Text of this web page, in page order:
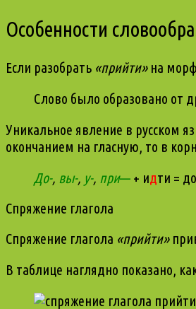
Особенности
Если разобрать «прийти»на
Слово было образовано от
Уникальное явление в русском
окончанием на гласную, то в
До-, вы-, у-, при— + идти = до
Спряжение глагола
Спряжение глагола «прийти»
В таблице наглядно показано,